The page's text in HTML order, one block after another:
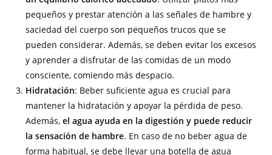
pequeños y prestar atención a las señales de hambre y
saciedad del cuerpo son pequeños trucos que se
pueden considerar. Además, se deben evitar los excesos
y aprender a disfrutar de las comidas de un modo
consciente, comiendo más despacio.
Hidratación: Beber suficiente agua es crucial para
mantener la hidratación y apoyar la pérdida de peso.
Además, el agua ayuda en la digestión y puede reducir
la sensación de hambre. En caso de no beber agua de
forma habitual, se debe llevar una botella de agua